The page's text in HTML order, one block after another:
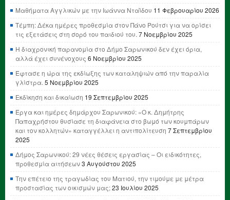
Μαθήματα Αγγλικών με την Ιωάννα Νταΐδου 11 Φεβρουαρίου 2026
Τέμπη: Δέκα ημέρες προθεσμία στον Πάνο Ρούτσι για να ορίσει
τις εξετάσεις στη σορό του παιδιού του. 7 Νοεμβρίου 2025
Η διαχρονική παρανομία στο Δήμο Σαρωνικού δεν έχει όρια,
αλλά έχει συνένοχους 6 Νοεμβρίου 2025
Έφτασε η ώρα της εκδίωξης των καταληψιών από την παραλία
γλίστρα. 5 Νοεμβρίου 2025
Εκδίκηση και δικαίωση 19 Σεπτεμβρίου 2025
Έργα και ημέρες δημάρχου Σαρωνικού: «Ο κ. Δημήτρης
Παπαχρήστου θυσίασε τη διαφάνεια στο βωμό των κουμπάρων
και τον κολλητών» καταγγέλλει η αντιπολίτευση 7 Σεπτεμβρίου
2025
Δήμος Σαρωνικού: 29 νέες θέσεις εργασίας – Οι ειδικότητες,
προθεσμία αιτήσεων3 Αυγούστου 2025
Την επέτειο της τραγωδίας του Ματιού, την τιμούμε με μέτρα
προστασίας των οικισμών μας;23 Ιουλίου 2025